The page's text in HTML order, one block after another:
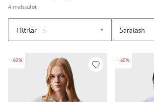
4 mahsulot
Filtrlar 5 Saralash
-60% -60%